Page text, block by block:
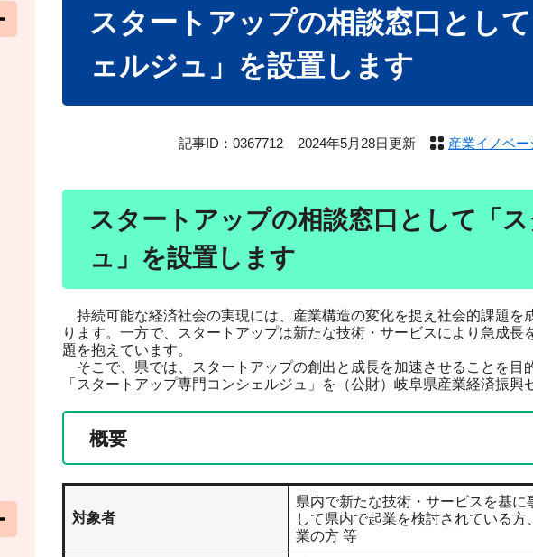
スタートアップの相談窓口とし
ェルジュ」を設置します
記事ID：0367712 2024年5月28日更新 産業イノベ
スタートアップの相談窓口として「
ュ」を設置します
持続可能な経済社会の実現には、産業構造の変化を捉え社会的課題を
ります。一方で、スタートアップは新たな技術・サービスにより急成
題を抱えています。
そこで、県では、スタートアップの創出と成長を加速させることを目
「スタートアップ専門コンシェルジュ」を（公財）岐阜県産業経済振興
概要
対象者
県内で新たな技術・サービスを基
して県内で起業を検討されている
業の方 等